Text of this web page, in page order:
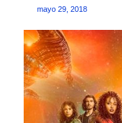
mayo 29, 2018